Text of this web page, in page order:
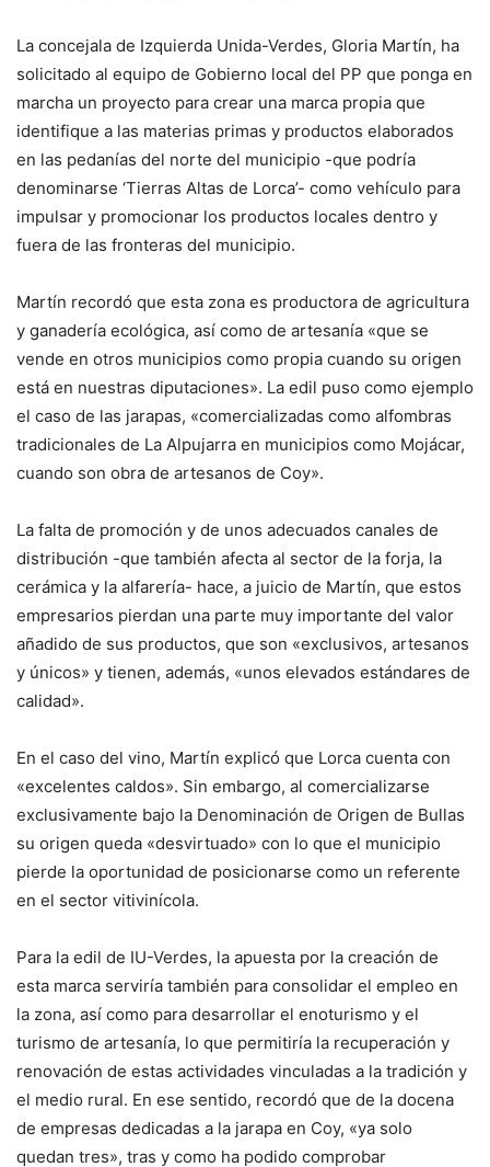
La concejala de Izquierda Unida-Verdes, Gloria Martín, ha
solicitado al equipo de Gobierno local del PP que ponga en
marcha un proyecto para crear una marca propia que
identifique a las materias primas y productos elaborados
en las pedanías del norte del municipio -que podría
denominarse ‘Tierras Altas de Lorca’- como vehículo para
impulsar y promocionar los productos locales dentro y
fuera de las fronteras del municipio.
Martín recordó que esta zona es productora de agricultura
y ganadería ecológica, así como de artesanía «que se
vende en otros municipios como propia cuando su origen
está en nuestras diputaciones». La edil puso como ejemplo
el caso de las jarapas, «comercializadas como alfombras
tradicionales de La Alpujarra en municipios como Mojácar,
cuando son obra de artesanos de Coy».
La falta de promoción y de unos adecuados canales de
distribución -que también afecta al sector de la forja, la
cerámica y la alfarería- hace, a juicio de Martín, que estos
empresarios pierdan una parte muy importante del valor
añadido de sus productos, que son «exclusivos, artesanos
y únicos» y tienen, además, «unos elevados estándares de
calidad».
En el caso del vino, Martín explicó que Lorca cuenta con
«excelentes caldos». Sin embargo, al comercializarse
exclusivamente bajo la Denominación de Origen de Bullas
su origen queda «desvirtuado» con lo que el municipio
pierde la oportunidad de posicionarse como un referente
en el sector vitivinícola.
Para la edil de IU-Verdes, la apuesta por la creación de
esta marca serviría también para consolidar el empleo en
la zona, así como para desarrollar el enoturismo y el
turismo de artesanía, lo que permitiría la recuperación y
renovación de estas actividades vinculadas a la tradición y
el medio rural. En ese sentido, recordó que de la docena
de empresas dedicadas a la jarapa en Coy, «ya solo
quedan tres», tras y como ha podido comprobar